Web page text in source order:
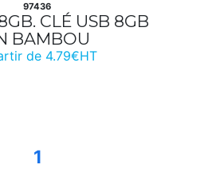
97436
CLÉ USB 8GB
BAMBOU
de 4.79€HT
1